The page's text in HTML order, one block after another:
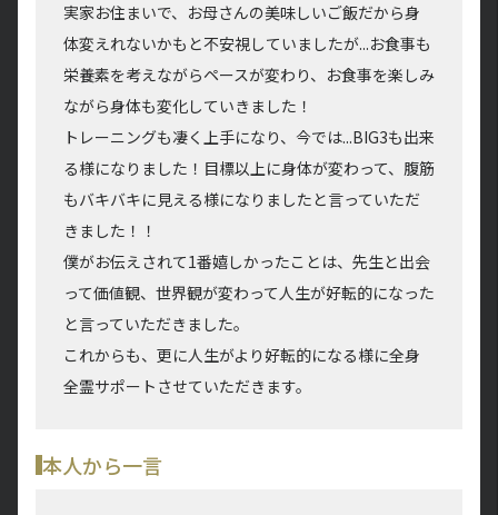
実家お住まいで、お母さんの美味しいご飯だから身
体変えれないかもと不安視していましたが...お食事も
栄養素を考えながらペースが変わり、お食事を楽しみ
ながら身体も変化していきました！
トレーニングも凄く上手になり、今では...BIG3も出来
る様になりました！目標以上に身体が変わって、腹筋
もバキバキに見える様になりましたと言っていただ
きました！！
僕がお伝えされて1番嬉しかったことは、先生と出会
って価値観、世界観が変わって人生が好転的になった
と言っていただきました。
これからも、更に人生がより好転的になる様に全身
全霊サポートさせていただきます。
本人から一言